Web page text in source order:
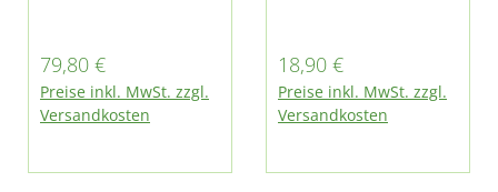
22x4½, 25x6, 23x5
für Multicar M22,
M24 und M25
Regulärer Preis:
79,80 €
Preise inkl. MwSt. zzgl.
Versandkosten
Hubhöhe: 345mm
Kolbenhub: 116mm
Robuste, stabile
Hydraulik ist mit
Regulärer Preis:
18,90 €
Preise inkl. MwSt. zzgl.
Versandkosten